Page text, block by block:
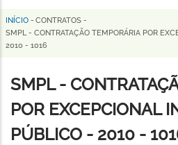
Horizonte
Trilha
de
navegação
INÍCIO - CONTRATOS -
SMPL - CONTRATAÇÃO TEMPORÁRIA POR
2010 - 1016
SMPL -
POR EXCEPCIONAL
PÚBLICO - 2010 -